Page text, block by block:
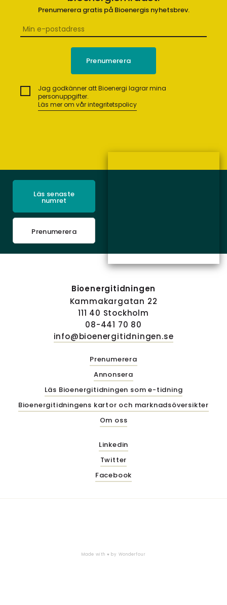
Prenumerera gratis på Bioenergis nyhetsbrev.
Jag godkänner att Bioenergi lagrar mina
personuppgifter.
Läs mer om vår integritetspolicy
Läs senaste
numret
Prenumerera
Bioenergitidningen
Kammakargatan 22
111 40 Stockholm
08-441 70 80
info@bioenergitidningen.se
Prenumerera
Annonsera
Läs Bioenergitidningen som e-tidning
Bioenergitidningens kartor och marknadsöversikter
Om oss
Linkedin
Twitter
Facebook
Made with ♥ by Wonderfour